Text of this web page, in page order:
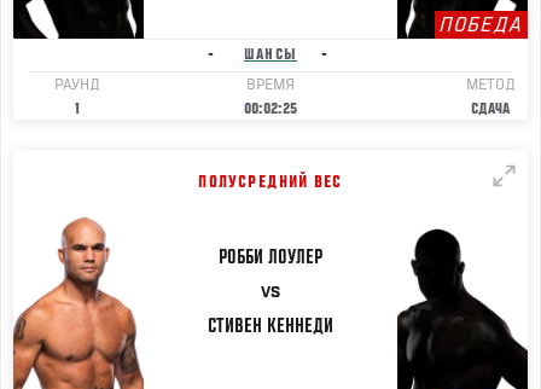
ПОБЕДА
- ШАНСЫ
-
РАУНД
1
ВРЕМЯ
00:02:25
МЕТОД
СДАЧА
ПОЛУСРЕДНИЙ ВЕС
РОББИ ЛОУЛЕР
VS
СТИВЕН КЕННЕДИ